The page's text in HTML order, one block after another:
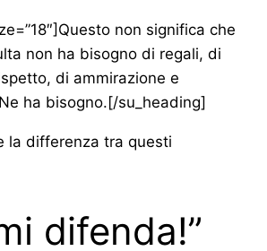
non significa che
non ha bisogno di regali, di
di ammirazione e
ha bisogno.[/su_heading]
la differenza tra questi
difenda!”